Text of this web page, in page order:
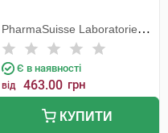
PharmaSuisse Laboratories
SpA
Є в наявності
від 463.00 грн
КУПИТИ